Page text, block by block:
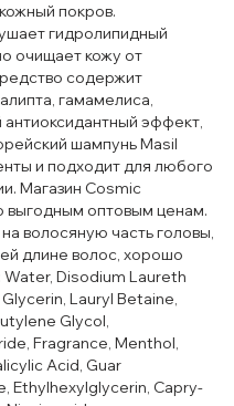
покров.
гидролипидный
очищает кожу от
содержит
гамамелиса,
эффект,
шампунь Masil
и подходит для любого
Магазин Cosmic
выгодным оптовым ценам.
волосяную часть головы,
длине волос, хорошо
Water, Disodium Laureth
Lauryl Betaine,
Glycol,
Fragrance, Menthol,
Acid, Guar
Ethylhexylglycerin, Capry-